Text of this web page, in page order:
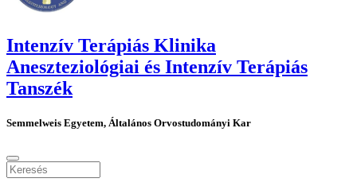
Intenzív Terápiás Klinika
Aneszteziológiai és Intenzív Terápiás
Tanszék
Semmelweis Egyetem, Általános Orvostudományi Kar